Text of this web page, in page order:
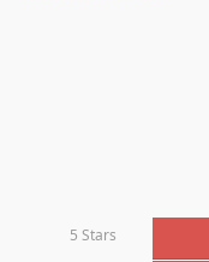
5 Stars